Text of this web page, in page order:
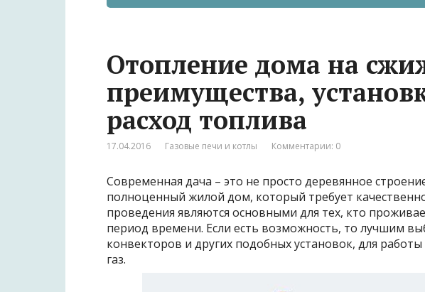
Отопление дома на
преимущества,
расход топлива
17.04.2016 Газовые печи и котлы Комментарии: 0
Современная дача – это не просто деревянное
полноценный жилой дом, который требует
проведения являются основными для тех, кто
период времени. Если есть возможность, то лучшим
конвекторов и других подобных установок, для
газ.